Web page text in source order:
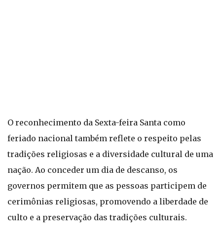
O reconhecimento da Sexta-feira Santa como
feriado nacional também reflete o respeito pelas
tradições religiosas e a diversidade cultural de uma
nação. Ao conceder um dia de descanso, os
governos permitem que as pessoas participem de
cerimônias religiosas, promovendo a liberdade de
culto e a preservação das tradições culturais.